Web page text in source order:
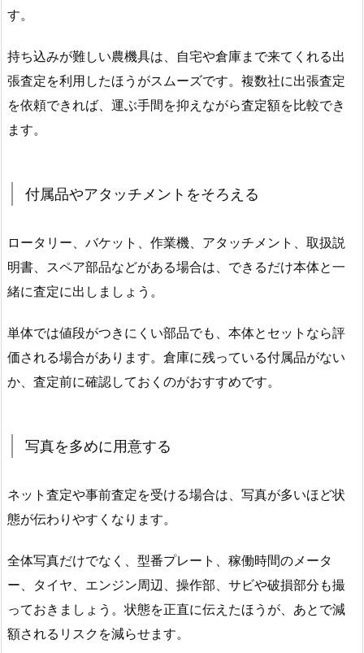
す。
持ち込みが難しい農機具は、自宅や倉庫まで来てくれる出
張査定を利用したほうがスムーズです。複数社に出張査定
を依頼できれば、運ぶ手間を抑えながら査定額を比較でき
ます。
付属品やアタッチメントをそろえる
ロータリー、バケット、作業機、アタッチメント、取扱説
明書、スペア部品などがある場合は、できるだけ本体と一
緒に査定に出しましょう。
単体では値段がつきにくい部品でも、本体とセットなら評
価される場合があります。倉庫に残っている付属品がない
か、査定前に確認しておくのがおすすめです。
写真を多めに用意する
ネット査定や事前査定を受ける場合は、写真が多いほど状
態が伝わりやすくなります。
全体写真だけでなく、型番プレート、稼働時間のメータ
ー、タイヤ、エンジン周辺、操作部、サビや破損部分も撮
っておきましょう。状態を正直に伝えたほうが、あとで減
額されるリスクを減らせます。